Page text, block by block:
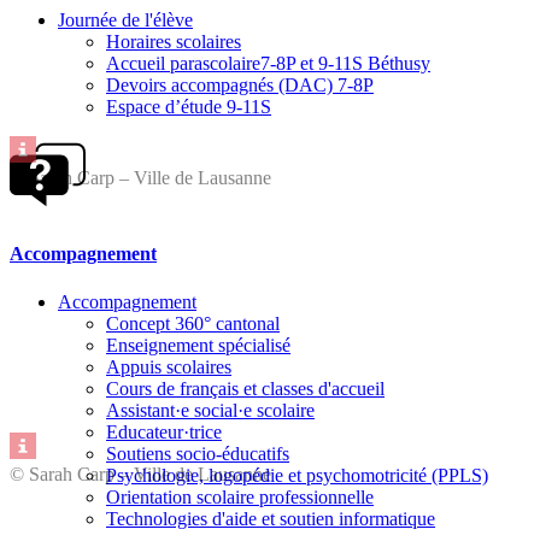
© Sarah Carp – Ville de Lausanne
© Sarah Carp – Ville de Lausanne
Journée de l'élève
Horaires scolaires
Accueil parascolaire7-8P et 9-11S Béthusy
Devoirs accompagnés (DAC) 7-8P
Espace d’étude 9-11S
Accompagnement
Accompagnement
Concept 360° cantonal
Enseignement spécialisé
Appuis scolaires
Cours de français et classes d'accueil
Assistant·e social·e scolaire
Educateur·trice
Soutiens socio-éducatifs
Psychologie, logopédie et psychomotricité (PPLS)
Orientation scolaire professionnelle
Technologies d'aide et soutien informatique